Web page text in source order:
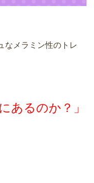
なメラミン性のトレ
あるのか？」